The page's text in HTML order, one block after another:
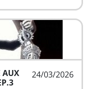
24/03/2026
AUX